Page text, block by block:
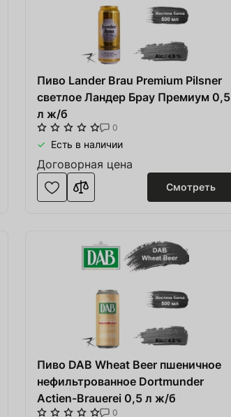
Пиво Lander Brau Premium Pilsner
светлое Ландер Брау Премиум 0,5
л ж/б
0
Есть в наличии
Договорная цена
Смотреть
Пиво DAB Wheat Beer пшеничное
нефильтрованное Dortmunder
Actien-Brauerei 0,5 л ж/б
0